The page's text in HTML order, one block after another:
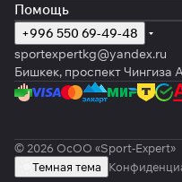
Помощь
+996 550 69-49-48
sportexpertkg@yandex.ru
Бишкек, проспект Чингиза
© 2026 ОсОО «Sport-Expert»
Темная тема